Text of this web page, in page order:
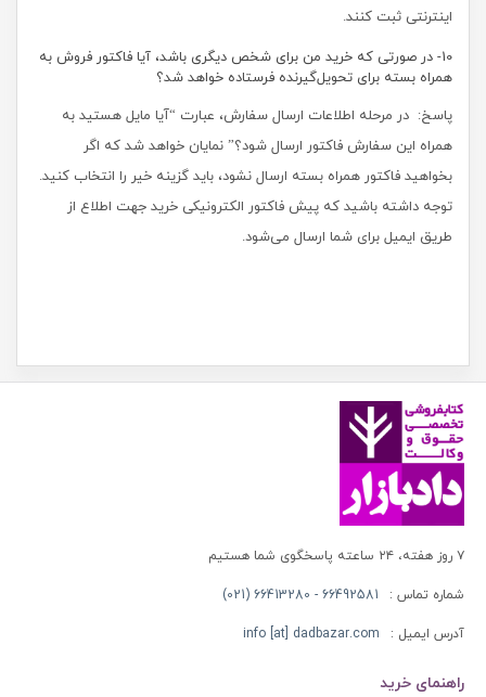
اینترنتی ثبت کنند.
10- در صورتی که خرید من برای شخص دیگری باشد، آیا فاکتور فروش به
همراه بسته برای تحویل‌گیرنده فرستاده خواهد شد؟
پاسخ: در مرحله اطلاعات ارسال سفارش، عبارت “آیا مایل هستید به
همراه این سفارش فاکتور ارسال شود؟” نمایان خواهد شد که اگر
‏بخواهید فاکتور همراه بسته ارسال نشود، باید گزینه خیر را انتخاب کنید.
توجه داشته باشید که پیش فاکتور الکترونیکی خرید جهت اطلاع از
طریق ایمیل برای شما ارسال می‌‏شود.
۷ روز هفته، ۲۴ ساعته پاسخگوی شما هستیم
شماره تماس : 66492581 - 66413280 (021)
آدرس ایمیل : info [at] dadbazar.com
راهنمای خرید